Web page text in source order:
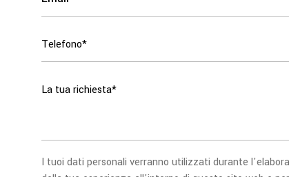
I tuoi dati personali verranno utilizzati durante